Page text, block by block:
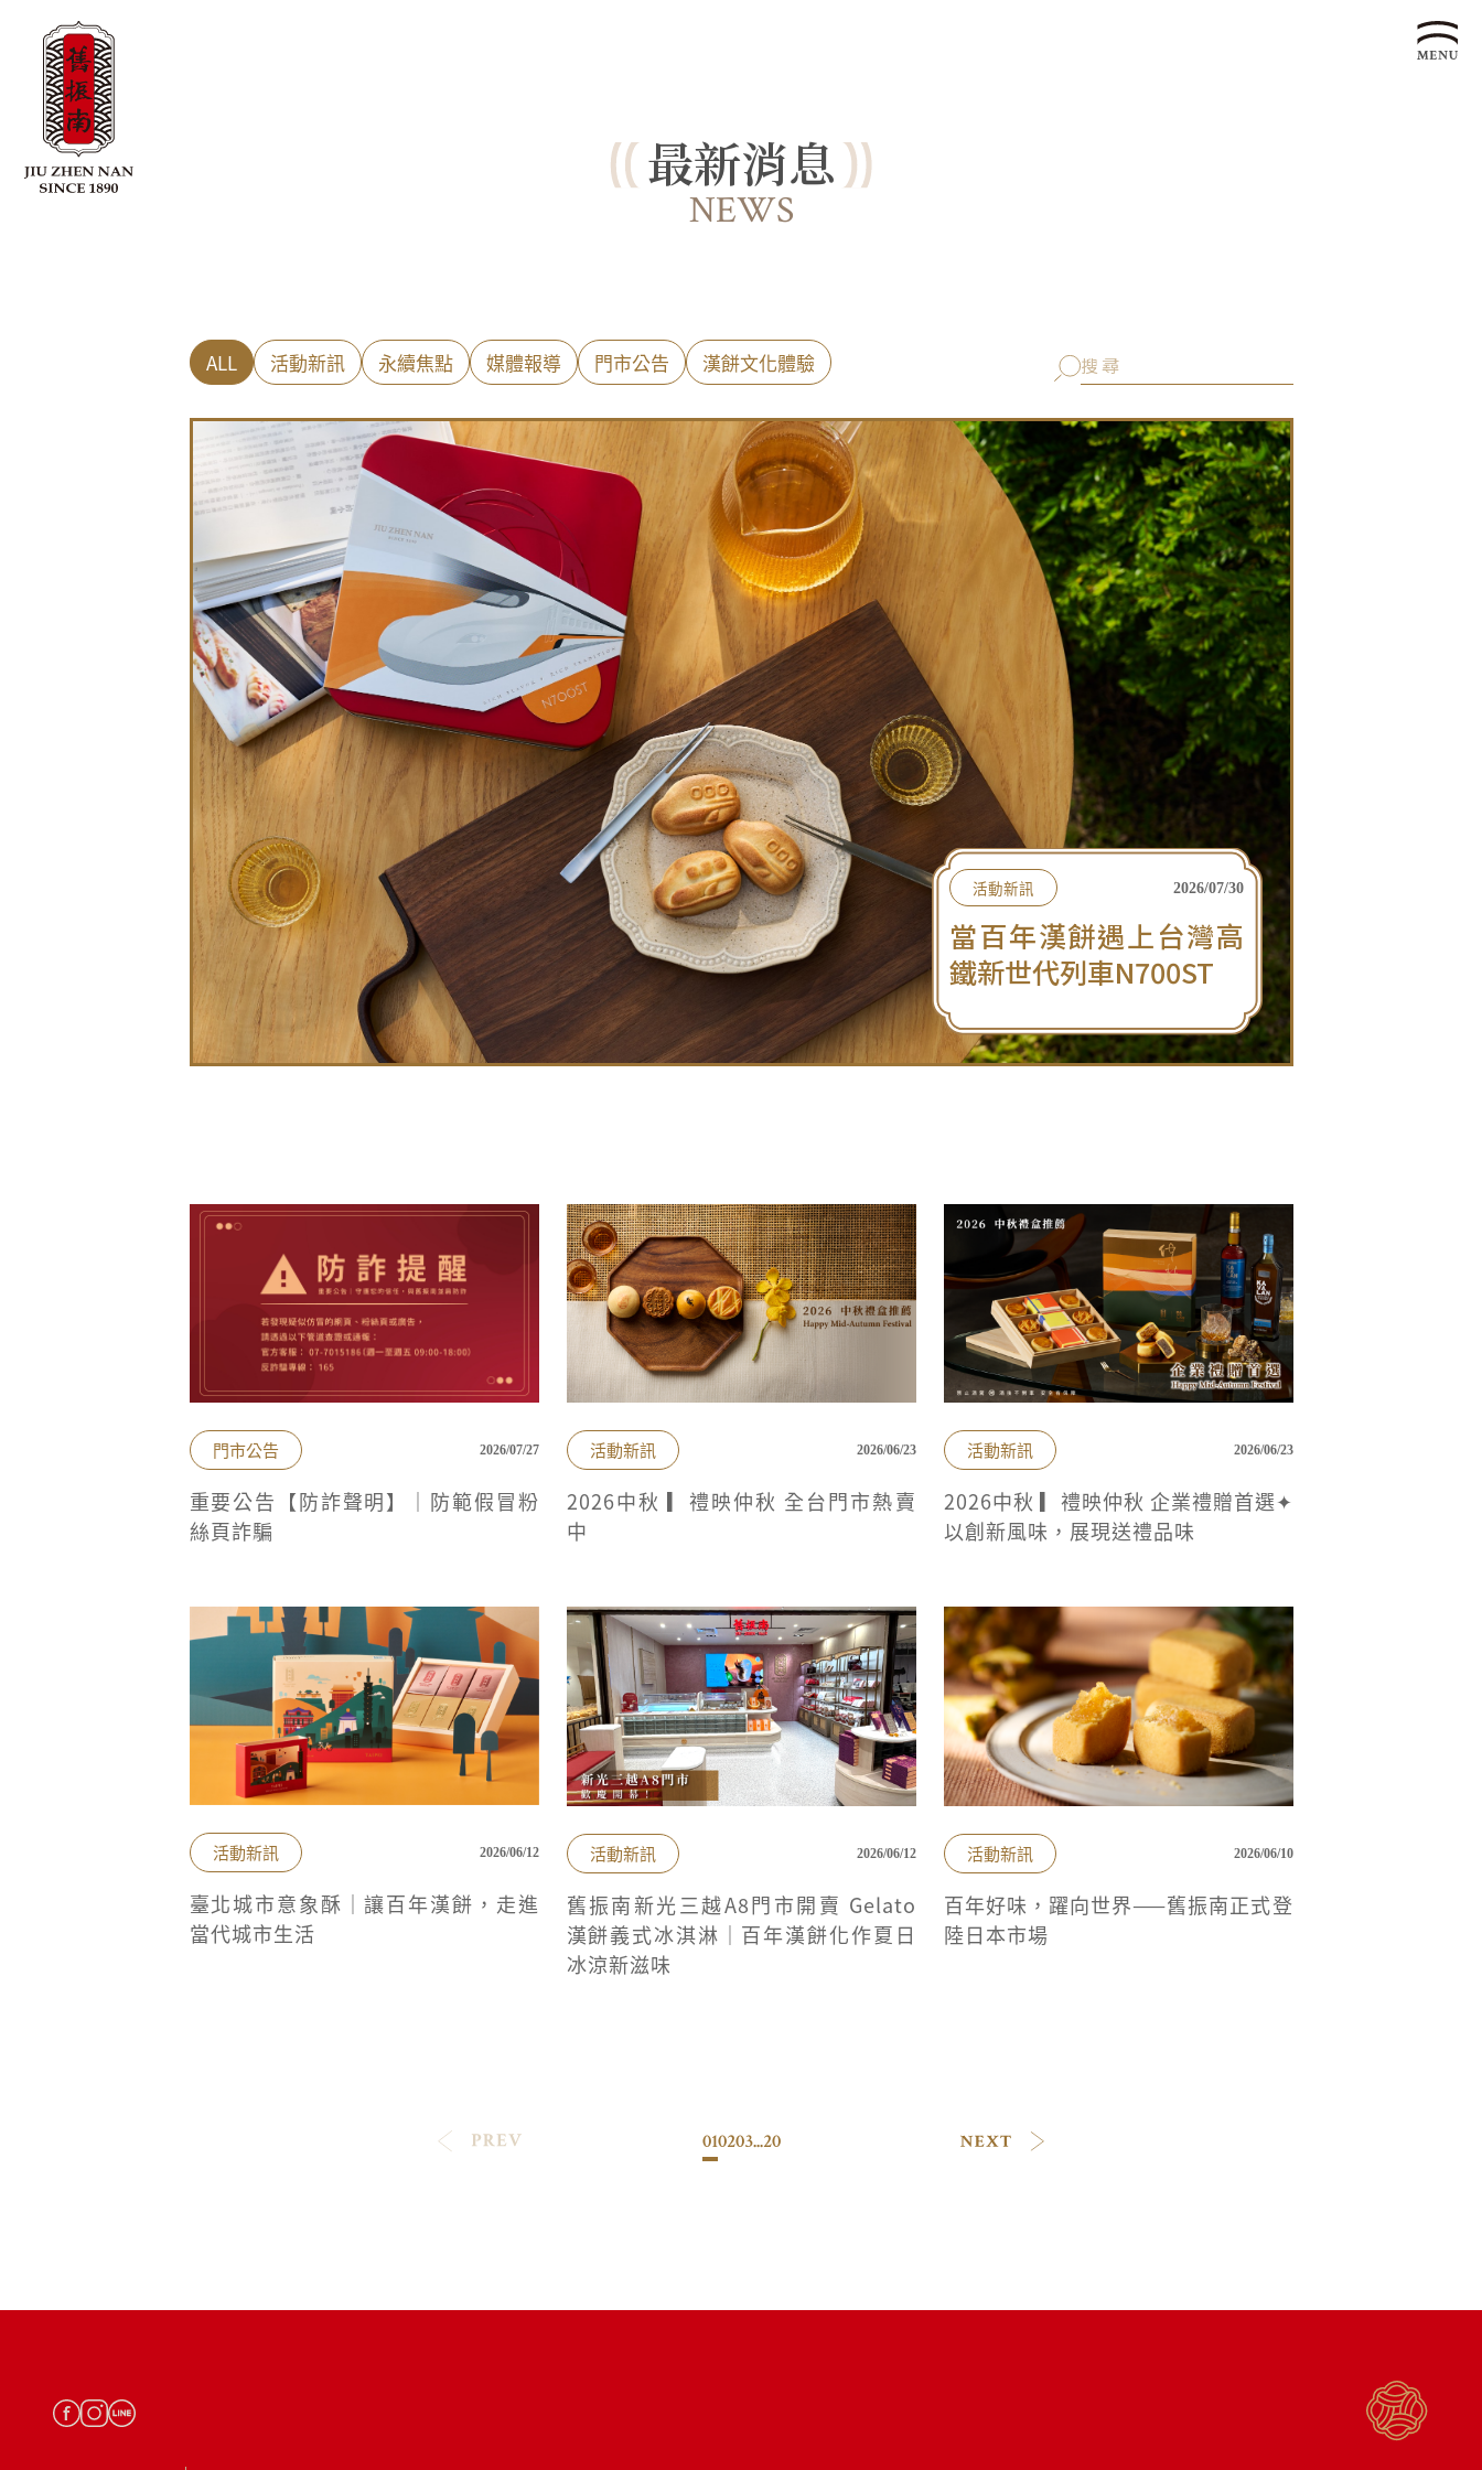
最新消息
NEWS
ALL 活動新訊 永續焦點 媒體報導 門市公告 漢餅文化體驗
活動新訊 2026/07/30
當百年漢餅遇上台灣高
鐵新世代列車N700ST
門市公告 2026/07/27
重要公告【防詐聲明】｜防範假冒粉
絲頁詐騙
活動新訊 2026/06/23
2026中秋 ▎禮映仲秋 全台門市熱賣
中
活動新訊 2026/06/23
2026中秋 ▎禮映仲秋 企業禮贈首選✦
以創新風味，展現送禮品味
活動新訊 2026/06/12
臺北城市意象酥｜讓百年漢餅，走進
當代城市生活
活動新訊 2026/06/12
舊振南新光三越A8門市開賣 Gelato
漢餅義式冰淇淋｜百年漢餅化作夏日
冰涼新滋味
活動新訊 2026/06/10
百年好味，躍向世界——舊振南正式登
陸日本市場
010203...20